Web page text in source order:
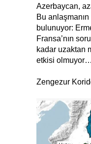
Azerbaycan,
Bu
bulunuyor:
Fransa’nın
kadar uzaktan
etkisi olmuyor…
Zengezur